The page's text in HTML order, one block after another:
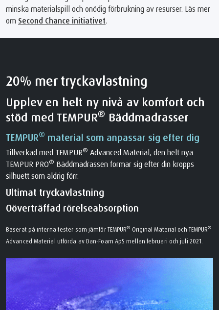
minska materialspill och onödig förbrukning av resurser. Läs mer
om Second Chance initiativet.
20% mer tryckavlastning
Upplev en helt ny nivå av komfort och
stöd med TEMPUR® Bäddmadrasser
TEMPUR® material som anpassar sig efter dig
Tillverkad med TEMPUR® Advanced Material, den helt nya
TEMPUR PRO® Bäddmadrassen formar sig efter din kropps
silhuett som aldrig förr.
Ultimat tryckavlastning
Oöverträffad rörelseabsorption
Baserat på interna tester som jämför TEMPUR® Original Material och TEMPUR®
Advanced Material utförda av Dan-Foam ApS mellan februari och juli 2021.